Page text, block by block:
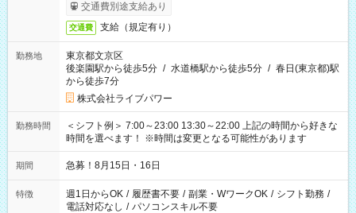
交通費別途支給あり
交通費 支給（規定有り）
勤務地
東京都文京区
後楽園駅から徒歩5分 / 水道橋駅から徒歩5分 / 春日(東京都)駅
から徒歩7分
株式会社ライブパワー
勤務時間
＜シフト例＞ 7:00～23:00 13:30～22:00 上記の時間から好きな
時間を選べます！ ※時間は変更となる可能性があります
期間 急募！8月15日・16日
特徴 週1日からOK / 履歴書不要 / 副業・WワークOK / シフト勤務 /
電話対応なし / パソコンスキル不要